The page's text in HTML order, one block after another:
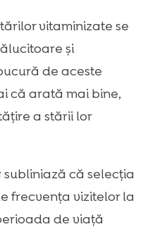
vitaminizate se
și
de aceste
că arată mai bine,
a stării lor
că selecția
frecvența vizitelor la
de viață